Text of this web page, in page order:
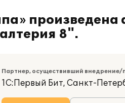
произведена
8".
Партнер, осуществивший внедрение/
1С:Первый Бит, Санкт-